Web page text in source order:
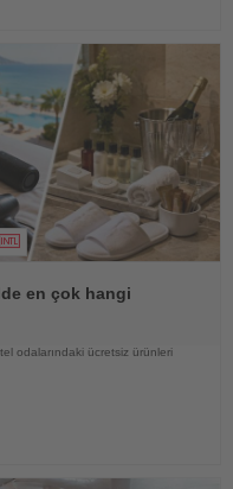
en çok hangi
odalarındaki ücretsiz ürünleri